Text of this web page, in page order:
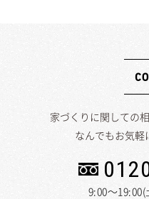
家づくりに関しての
なんでもお気軽
9:00～